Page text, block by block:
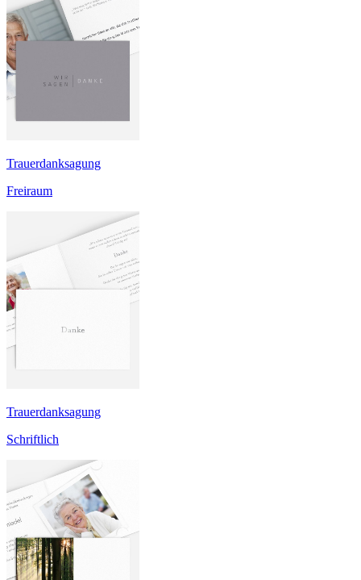
Trauerdanksagung
Freiraum
Trauerdanksagung
Schriftlich